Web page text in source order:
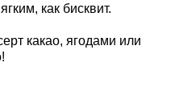
как бисквит.
какао, ягодами или